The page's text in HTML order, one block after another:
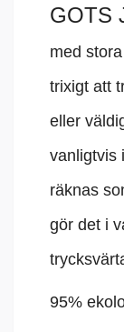
GOTS
med
trixigt att
eller
vanligtvis
räknas
gör det i
95%